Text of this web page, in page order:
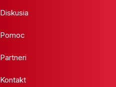
Diskusia
Pomoc
Partneri
Kontakt